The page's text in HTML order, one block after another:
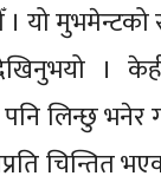
। यो
।
लिन्छु भनेर
चिन्तित